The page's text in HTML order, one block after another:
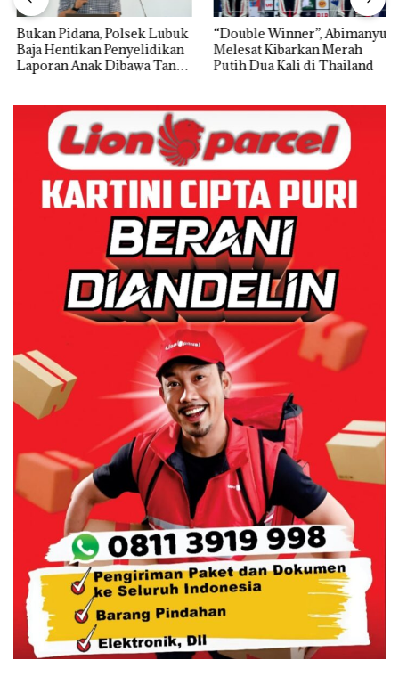
Bukan Pidana, Polsek Lubuk
Baja Hentikan Penyelidikan
Laporan Anak Dibawa Tanpa
“Double Winner”, Abimanyu
Melesat Kibarkan Merah
Putih Dua Kali di Thailand